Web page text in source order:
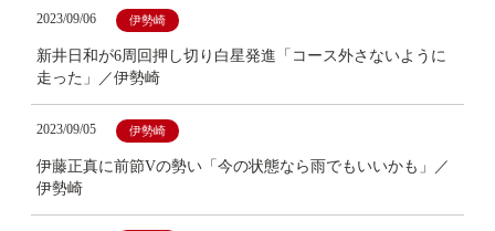
2023/09/06 伊勢崎
新井日和が6周回押し切り白星発進「コース外さないように
走った」／伊勢崎
2023/09/05 伊勢崎
伊藤正真に前節Vの勢い「今の状態なら雨でもいいかも」／
伊勢崎